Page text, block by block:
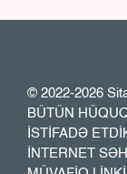
19:00 Bakı və Zəngilanda ağacların qanunsuz
kəsilməsi
© 2022-2026
BÜTÜN
İSTİFADƏ
İNTERNET